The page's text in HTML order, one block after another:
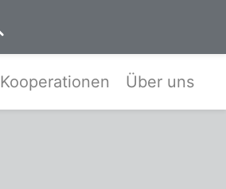
Kooperationen Über uns